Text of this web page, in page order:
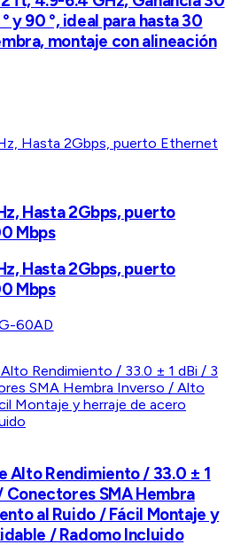
y 90 °, ideal para hasta 30
montaje con alineación
Hasta 2Gbps, puerto
Mbps
Hasta 2Gbps, puerto
Mbps
60AD
Alto Rendimiento / 33.0 ± 1
SMA Hembra
al Ruido / Fácil Montaje y
/ Radomo Incluido